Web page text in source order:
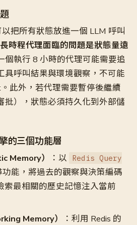
把所有狀態放進一個 LLM 呼叫
長時程代理面臨的問題是狀態量遠
個執行 8 小時的代理可能需要追
具呼叫結果與環境觀察，不可能
此外，若代理需要暫停後繼續
批），狀態必須持久化到外部儲
的三個功能層
Memory） ：以
Redis Query
能，將過去的觀察與決策編碼
索最相關的歷史記憶注入當前
Memory）
：利用 Redis 的